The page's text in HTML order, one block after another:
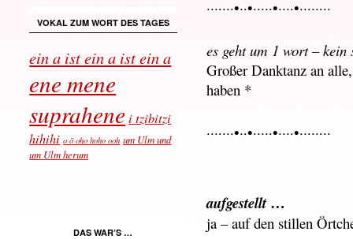
·······•··•·····•····•········
es geht um 1 wort – kein
Großer Danktanz an
haben *
·······•··•·····•····•········
aufgestellt…
ja – auf den stillen
VOKAL ZUM WORT DES TAGES
ein a ist ein a ist ein a
ene mene
suprahene i tzibitzi
hihihi o ö oho hoho ooh um Ulm und
um Ulm herum
DAS WAR’S …